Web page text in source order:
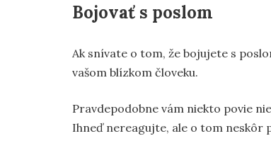
Bojovať s poslom
Ak snívate o tom, že bojujete s
vašom blízkom človeku.
Pravdepodobne vám niekto povie
Ihneď nereagujte, ale o tom neskôr